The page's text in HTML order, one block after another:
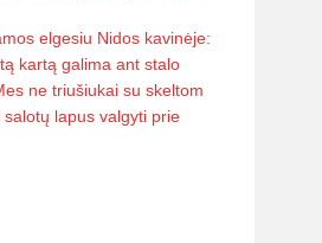
elgesiu Nidos kavinėje:
kartą galima ant stalo
ne triušiukai su skeltom
lapus valgyti prie